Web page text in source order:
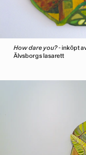
How dare you?- inköpt
Älvsborgs lasarett